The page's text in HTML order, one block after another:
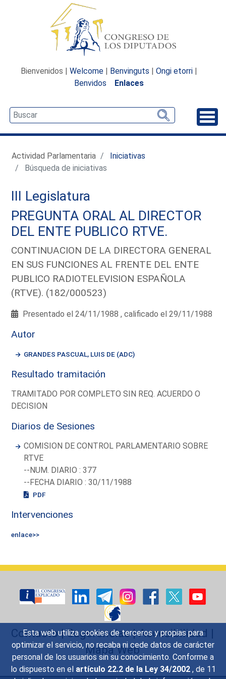
Esta web utiliza cookies de terceros y propias para
optimizar el servicio, no recaba ni cede datos de carácter
personal de los usuarios sin su conocimiento. Conforme a
lo dispuesto en el artículo 22.2 de la Ley 34/2002 , de 11
Bienvenidos | Welcome | Benvinguts | Ongi etorri |
Benvidos
Enlaces
Actividad Parlamentaria
Iniciativas
Búsqueda de iniciativas
III Legislatura
PREGUNTA ORAL AL DIRECTOR
DEL ENTE PUBLICO RTVE.
CONTINUACION DE LA DIRECTORA GENERAL
EN SUS FUNCIONES AL FRENTE DEL ENTE
PUBLICO RADIOTELEVISION ESPAÑOLA
(RTVE). (182/000523)
Presentado el 24/11/1988 , calificado el 29/11/1988
Autor
GRANDES PASCUAL, LUIS DE (ADC)
Resultado tramitación
TRAMITADO POR COMPLETO SIN REQ. ACUERDO O
DECISION
Diarios de Sesiones
COMISION DE CONTROL PARLAMENTARIO SOBRE
RTVE
--NUM. DIARIO : 377
--FECHA DIARIO : 30/11/1988
PDF
Intervenciones
enlace>>
Contacto|Sugerencias|Accesibilidad |
Mapa Web